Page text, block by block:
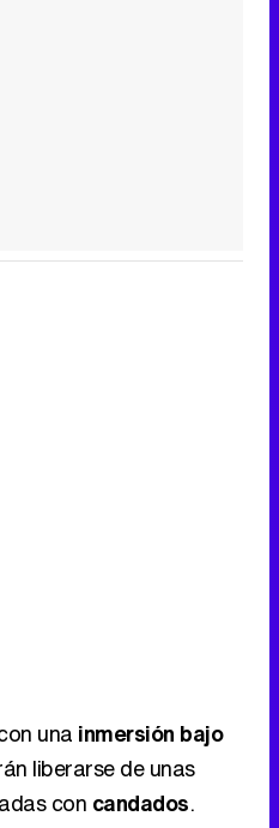
una inmersión bajo
liberarse de unas
con candados.